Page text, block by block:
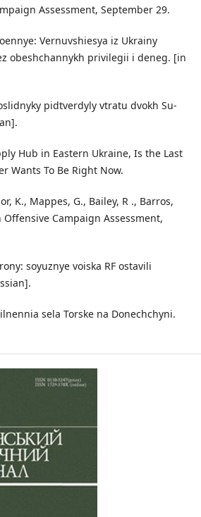
Assessment, September 29.
Vernuvshiesya iz Ukrainy
obeshchannykh privilegii i deneg. [in
pidtverdyly vtratu dvokh Su-
Hub in Eastern Ukraine, Is the Last
Wants To Be Right Now.
K., Mappes, G., Bailey, R ., Barros,
Offensive Campaign Assessment,
soyuznye voiska RF ostavili
sela Torske na Donechchyni.